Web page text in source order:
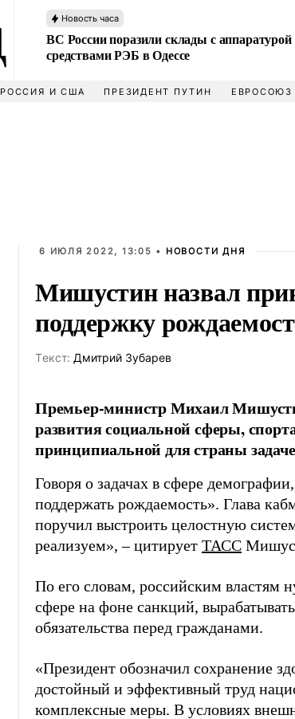
Новость часа
ВС России поразили склады с аппаратурой
средствами РЭБ в Одессе
РОССИЯ И США ПРЕЗИДЕНТ ПУТИН ЕВРОСОЮЗ
6 ИЮЛЯ 2022, 13:05 • НОВОСТИ ДНЯ
Мишустин назвал
поддержку
Tекст: Дмитрий Зубарев
Премьер-министр Михаил
развития социальной сферы,
принципиальной для страны
Говоря о задачах в сфере
поддержать рождаемость». Глава
поручил выстроить целостную
реализуем», – цитирует ТАСС
По его словам, российским властям
сфере на фоне санкций,
обязательства перед гражданами.
«Президент обозначил сохранение
достойный и эффективный труд
комплексные меры. В условиях